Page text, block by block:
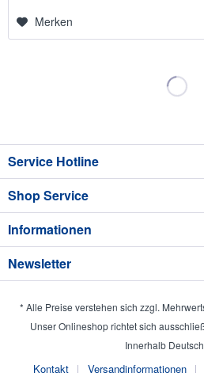
Merken
Service Hotline
Shop Service
Informationen
Newsletter
* Alle Preise verstehen sich zzgl.
Unser Onlineshop richtet sich
Innerhalb
Kontakt Versandinformationen